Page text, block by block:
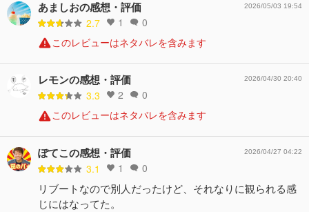
あましおの感想・評価
2.7 1 0
2026/05/03 19:54
このレビューはネタバレを含みます
レモンの感想・評価
3.3 2 0
2026/04/30 20:40
このレビューはネタバレを含みます
ぽてこの感想・評価
3.1 1 0
2026/04/27 04:22
リブートなので別人だったけど、それなりに観られる感
じにはなってた。